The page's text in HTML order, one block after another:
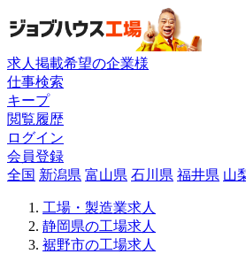
求人掲載希望の企業様
仕事検索
キープ
閲覧履歴
ログイン
会員登録
全国 新潟県 富山県 石川県 福井県 山
工場・製造業求人
静岡県の工場求人
裾野市の工場求人